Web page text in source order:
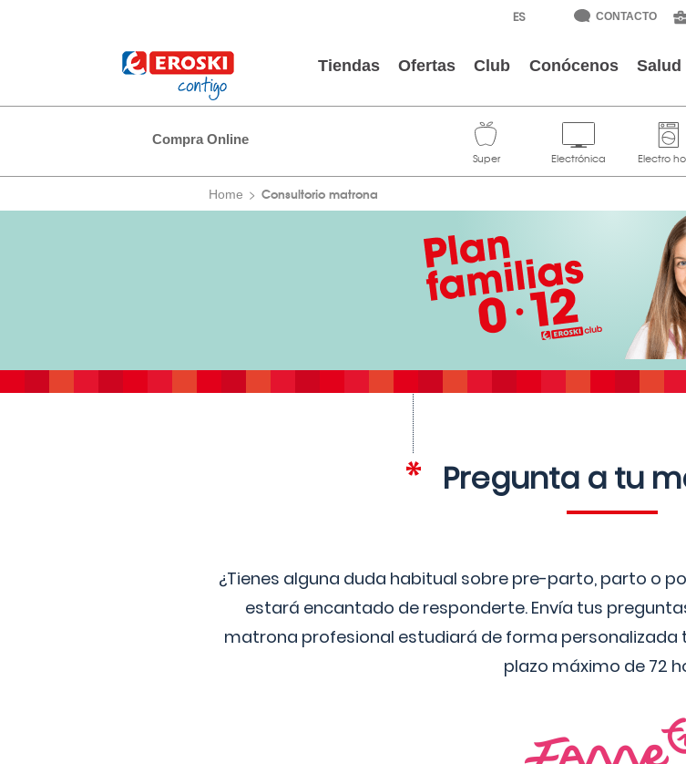
CONTACTO
Tiendas Ofertas Club Conócenos Salud
Compra Online
Home Consultorio matrona
Pregunta a tu
¿Tienes alguna duda habitual sobre pre-parto, parto o
estará encantado de responderte. Envía tus
matrona profesional estudiará de forma personalizada
plazo máximo de 72